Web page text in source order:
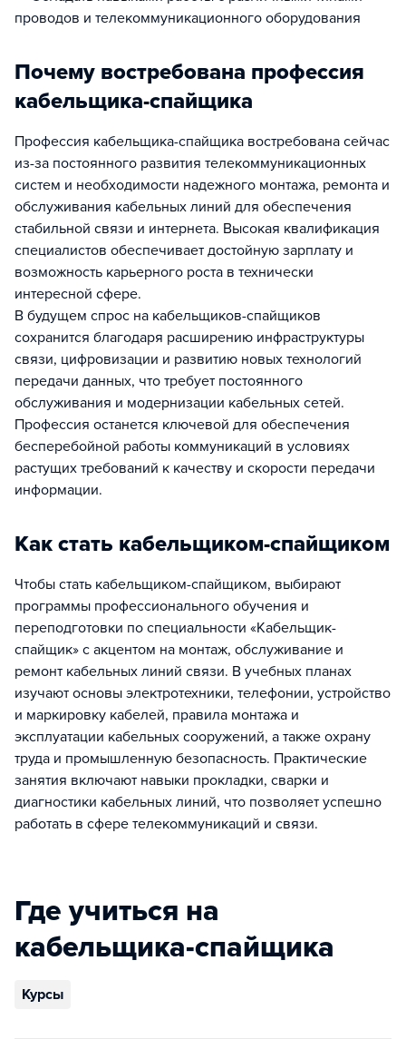
проводов и телекоммуникационного оборудования
Почему востребована профессия
кабельщика-спайщика
Профессия кабельщика-спайщика востребована сейчас
из-за постоянного развития телекоммуникационных
систем и необходимости надежного монтажа, ремонта и
обслуживания кабельных линий для обеспечения
стабильной связи и интернета. Высокая квалификация
специалистов обеспечивает достойную зарплату и
возможность карьерного роста в технически
интересной сфере.
В будущем спрос на кабельщиков-спайщиков
сохранится благодаря расширению инфраструктуры
связи, цифровизации и развитию новых технологий
передачи данных, что требует постоянного
обслуживания и модернизации кабельных сетей.
Профессия останется ключевой для обеспечения
бесперебойной работы коммуникаций в условиях
растущих требований к качеству и скорости передачи
информации.
Как стать кабельщиком-спайщиком
Чтобы стать кабельщиком-спайщиком, выбирают
программы профессионального обучения и
переподготовки по специальности «Кабельщик-
спайщик» с акцентом на монтаж, обслуживание и
ремонт кабельных линий связи. В учебных планах
изучают основы электротехники, телефонии, устройство
и маркировку кабелей, правила монтажа и
эксплуатации кабельных сооружений, а также охрану
труда и промышленную безопасность. Практические
занятия включают навыки прокладки, сварки и
диагностики кабельных линий, что позволяет успешно
работать в сфере телекоммуникаций и связи.
Где учиться на
кабельщика-спайщика
Курсы